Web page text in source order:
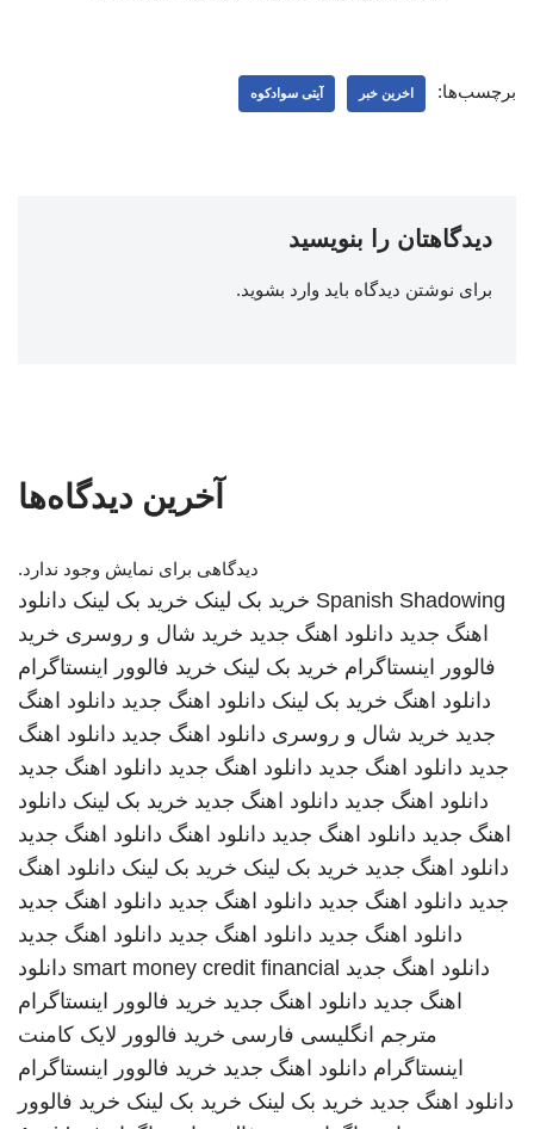
برچسب‌ها: اخرین خبر آیتی سوادکوه
دیدگاهتان را بنویسید
برای نوشتن دیدگاه باید وارد بشوید.
آخرین دیدگاه‌ها
دیدگاهی برای نمایش وجود ندارد.
Spanish Shadowing خرید بک لینک خرید بک لینک دانلود
اهنگ جدید دانلود اهنگ جدید خرید شال و روسری خرید
فالوور اینستاگرام خرید بک لینک خرید فالوور اینستاگرام
دانلود اهنگ خرید بک لینک دانلود اهنگ جدید دانلود اهنگ
جدید خرید شال و روسری دانلود اهنگ جدید دانلود اهنگ
جدید دانلود اهنگ جدید دانلود اهنگ جدید دانلود اهنگ جدید
دانلود اهنگ جدید دانلود اهنگ جدید خرید بک لینک دانلود
اهنگ جدید دانلود اهنگ جدید دانلود اهنگ دانلود اهنگ جدید
دانلود اهنگ جدید خرید بک لینک خرید بک لینک دانلود اهنگ
جدید دانلود اهنگ جدید دانلود اهنگ جدید دانلود اهنگ جدید
دانلود اهنگ جدید دانلود اهنگ جدید دانلود اهنگ جدید
دانلود اهنگ جدید smart money credit financial دانلود
اهنگ جدید دانلود اهنگ جدید خرید فالوور اینستاگرام
مترجم انگلیسی فارسی خرید فالوور لایک کامنت
اینستاگرام دانلود اهنگ جدید خرید فالوور اینستاگرام
دانلود اهنگ جدید خرید بک لینک خرید بک لینک خرید فالوور